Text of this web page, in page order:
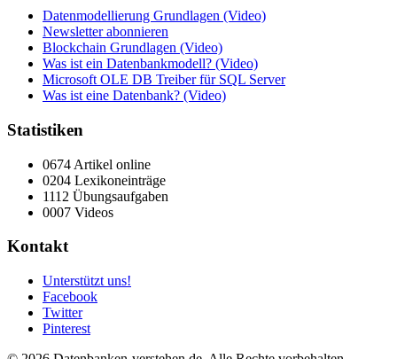
Datenmodellierung Grundlagen (Video)
Newsletter abonnieren
Blockchain Grundlagen (Video)
Was ist ein Datenbankmodell? (Video)
Microsoft OLE DB Treiber für SQL Server
Was ist eine Datenbank? (Video)
Statistiken
0674 Artikel online
0204 Lexikoneinträge
1112 Übungsaufgaben
0007 Videos
Kontakt
Unterstützt uns!
Facebook
Twitter
Pinterest